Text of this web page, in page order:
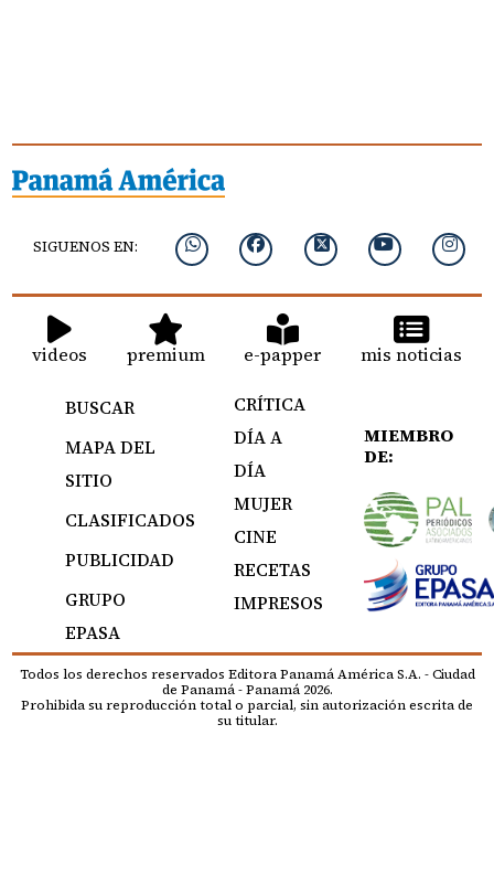
SIGUENOS EN:
videos premium e-papper mis noticias
BUSCAR
MAPA DEL
SITIO
CLASIFICADOS
PUBLICIDAD
GRUPO
EPASA
CRÍTICA
DÍA A
DÍA
MUJER
CINE
RECETAS
IMPRESOS
MIEMBRO
DE:
Todos los derechos reservados Editora Panamá América S.A. - Ciudad
de Panamá - Panamá 2026.
Prohibida su reproducción total o parcial, sin autorización escrita de
su titular.